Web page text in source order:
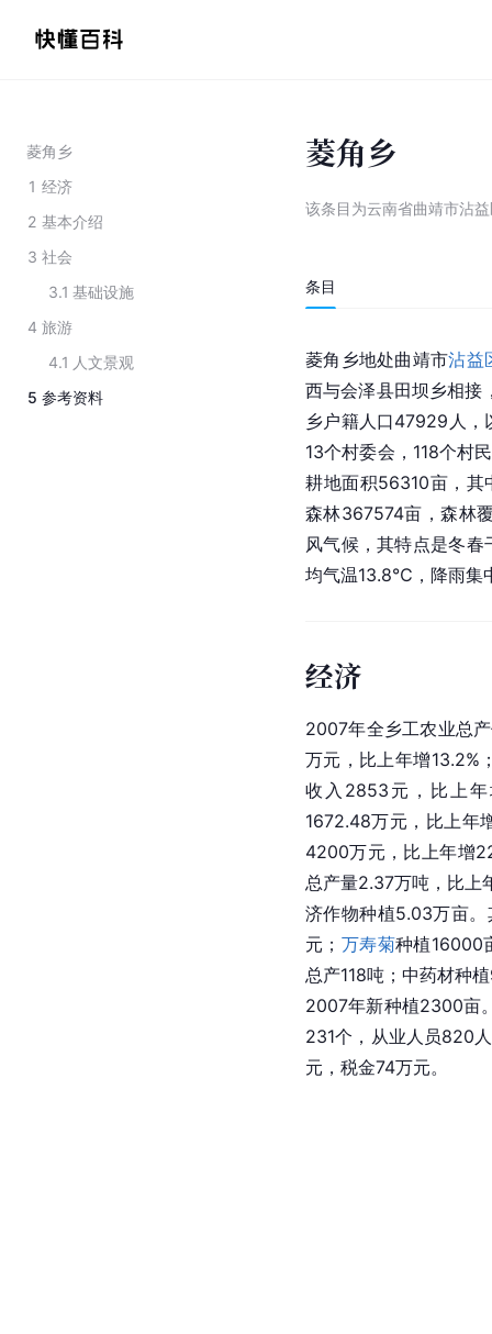
菱角乡
1 经济
2 基本介绍
3 社会
3.1 基础设施
4 旅游
4.1 人文景观
5 参考资料
菱角乡
该条目为云南省曲靖市沾
条目
菱角乡地处曲靖市沾益
西与会泽县田坝乡相接
乡户籍人口47929人，
13个村委会，118个村
耕地面积56310亩，其
森林367574亩，森林
风气候，其特点是冬
均气温13.8℃，降雨集
经济
2007年全乡工农业总
万元，比上年增13.2%
收入2853元，比上
1672.48万元，比上年
4200万元，比上年增
总产量2.37万吨，比
济作物种植5.03万亩。
元； 万寿菊种植16000
总产118吨；中药材种
2007年新种植2300亩
231个，从业人员820
元，税金74万元。